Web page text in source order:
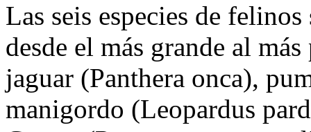
Las seis especies de
desde el más grande al
jaguar (Panthera onca),
manigordo (Leopardus